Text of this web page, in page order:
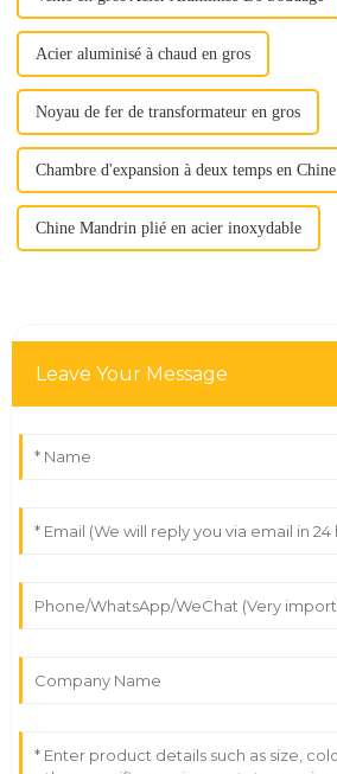
Acier aluminisé à chaud en gros
Noyau de fer de transformateur en gros
Chambre d'expansion à deux temps en Chine
Chine Mandrin plié en acier inoxydable
Leave Your Message